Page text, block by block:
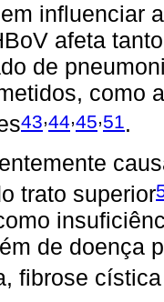
influenciar
afeta
de
como
43,44,45,51 .
trato superior
de doença
fibrose